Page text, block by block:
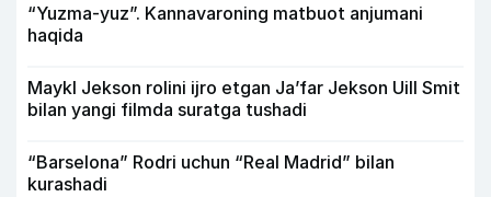
“Yuzma-yuz”. Kannavaroning matbuot anjumani
haqida
Maykl Jekson rolini ijro etgan Ja’far Jekson Uill Smit
bilan yangi filmda suratga tushadi
“Barselona” Rodri uchun “Real Madrid” bilan
kurashadi